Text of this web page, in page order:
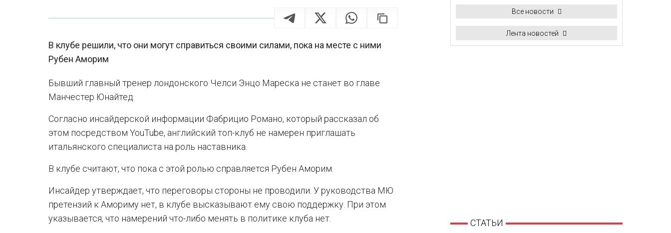
В клубе решили, что они могут справиться своими силами, пока на месте с ними
Рубен Аморим
Бывший главный тренер лондонского Челси Энцо Мареска не станет во главе
Манчестер Юнайтед.
Согласно инсайдерской информации Фабрицио Романо, который рассказал об
этом посредством YouTube, английский топ-клуб не намерен приглашать
итальянского специалиста на роль наставника.
В клубе считают, что пока с этой ролью справляется Рубен Аморим.
Инсайдер утверждает, что переговоры стороны не проводили. У руководства МЮ
претензий к Амориму нет, в клубе высказывают ему свою поддержку. При этом
указывается, что намерений что-либо менять в политике клуба нет.
Все новости
Лента новостей
СТАТЬИ